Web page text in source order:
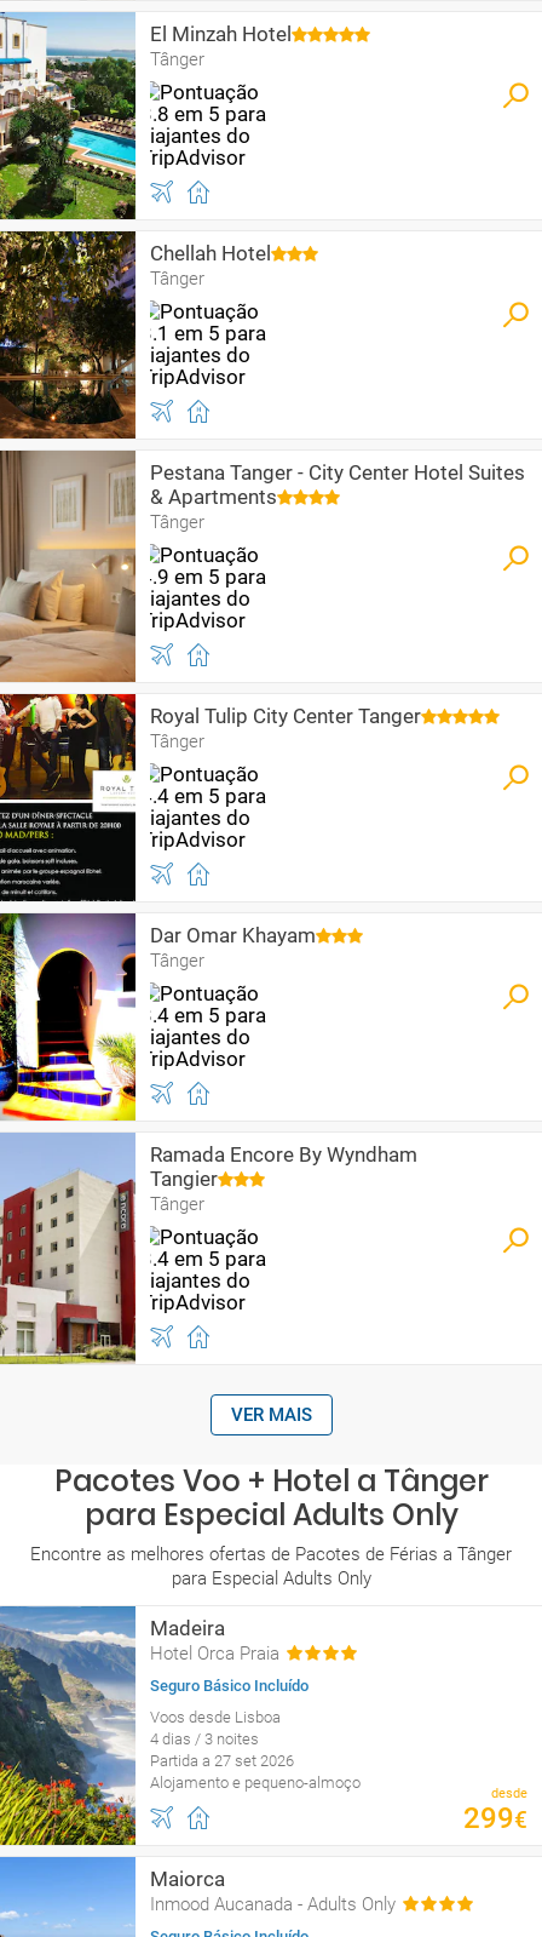
El Minzah Hotel
Tânger
Chellah Hotel
Tânger
Pestana Tanger - City Center Hotel Suites
& Apartments
Tânger
Royal Tulip City Center Tanger
Tânger
Dar Omar Khayam
Tânger
Ramada Encore By Wyndham
Tangier
Tânger
VER MAIS
Pacotes Voo + Hotel a Tânger
para Especial Adults Only
Encontre as melhores ofertas de Pacotes de Férias a Tânger
para Especial Adults Only
Madeira
Hotel Orca Praia
Seguro Básico Incluído
Voos desde Lisboa
4 dias / 3 noites
Partida a 27 set 2026
Alojamento e pequeno-almoço
desde
299€
Maiorca
Inmood Aucanada - Adults Only